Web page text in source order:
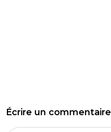
Écrire un commentaire